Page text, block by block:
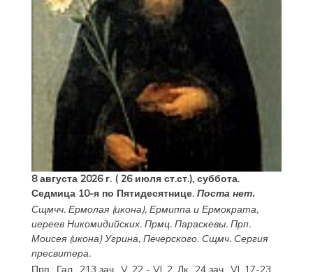
8 августа 2026 г. ( 26 июля ст.ст.), суббота.
Седмица 10-я по Пятидесятнице. Поста нет.
Сщмчч. Ермолая(икона), Ермиппаи Ермократа,
иереев Никомидийских. Прмц. Параскевы. Прп.
Моисея(икона) Угрина, Печерского. Сщмч. Сергия
пресвитера.
Прп.: Гал., 213 зач., V, 22 - VI, 2. Лк., 24 зач., VI, 17-23